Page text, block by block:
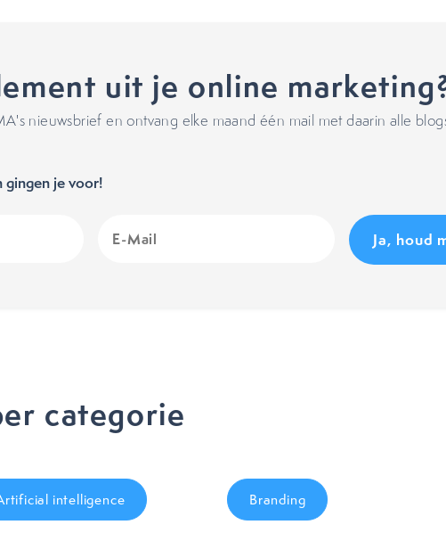
uit je online
nieuwsbrief en ontvang elke maand één mail met daarin alle
gingen je voor!
Mail
categorie
intelligence Branding